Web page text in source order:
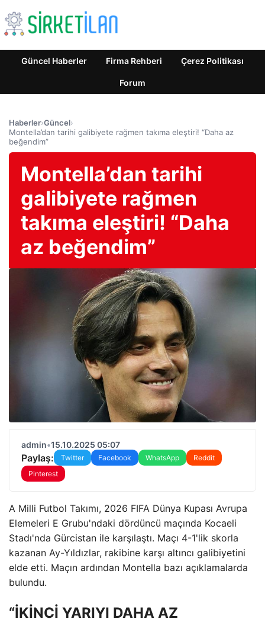
Güncel Haberler Firma Rehberi Çerez Politikası
Forum
Haberler›Güncel›
Montella’dan tarihi galibiyete rağmen takıma eleştiri! “Daha az
beğendim”
Montella’dan tarihi
galibiyete rağmen
takıma eleştiri! “Daha
az beğendim”
admin•15.10.2025 05:07
Paylaş: Twitter Facebook WhatsApp
Reddit
Pinterest
A Milli Futbol Takımı, 2026 FIFA Dünya Kupası Avrupa
Elemeleri E Grubu'ndaki dördüncü maçında Kocaeli
Stadı'nda Gürcistan ile karşılaştı. Maçı 4-1'lik skorla
kazanan Ay-Yıldızlar, rakibine karşı altıncı galibiyetini
elde etti. Maçın ardından Montella bazı açıklamalarda
bulundu.
“İKİNCİ YARIYI DAHA AZ